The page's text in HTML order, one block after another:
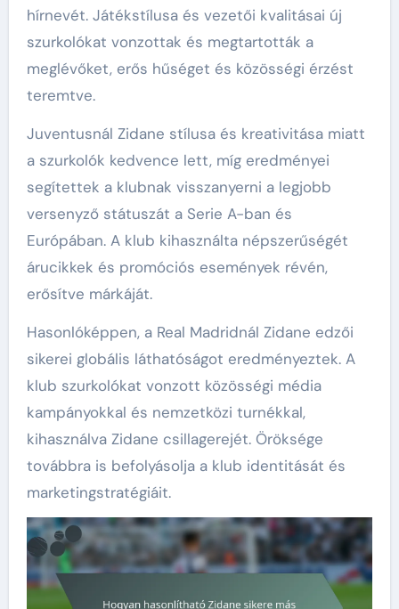
hírnevét. Játékstílusa és vezetői kvalitásai új
szurkolókat vonzottak és megtartották a
meglévőket, erős hűséget és közösségi érzést
teremtve.
Juventusnál Zidane stílusa és kreativitása miatt
a szurkolók kedvence lett, míg eredményei
segítettek a klubnak visszanyerni a legjobb
versenyző státuszát a Serie A-ban és
Európában. A klub kihasználta népszerűségét
árucikkek és promóciós események révén,
erősítve márkáját.
Hasonlóképpen, a Real Madridnál Zidane edzői
sikerei globális láthatóságot eredményeztek. A
klub szurkolókat vonzott közösségi média
kampányokkal és nemzetközi turnékkal,
kihasználva Zidane csillagerejét. Öröksége
továbbra is befolyásolja a klub identitását és
marketingstratégiáit.